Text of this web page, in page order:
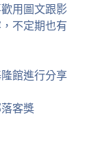
用圖文跟影
不定期也有
館進行分享
客獎